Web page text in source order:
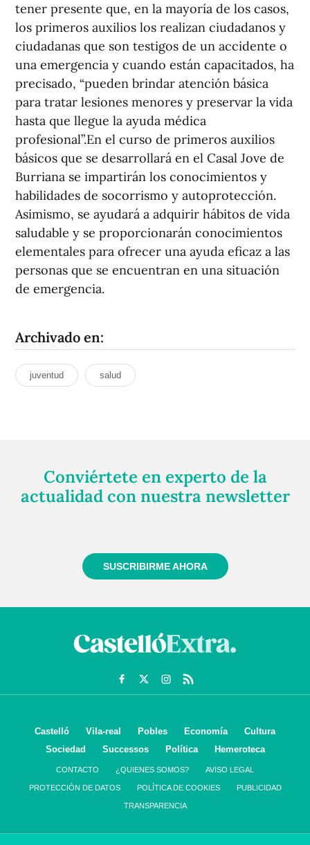
tener presente que, en la mayoría de los casos,
los primeros auxilios los realizan ciudadanos y
ciudadanas que son testigos de un accidente o
una emergencia y cuando están capacitados, ha
precisado, “pueden brindar atención básica
para tratar lesiones menores y preservar la vida
hasta que llegue la ayuda médica
profesional”.En el curso de primeros auxilios
básicos que se desarrollará en el Casal Jove de
Burriana se impartirán los conocimientos y
habilidades de socorrismo y autoprotección.
Asimismo, se ayudará a adquirir hábitos de vida
saludable y se proporcionarán conocimientos
elementales para ofrecer una ayuda eficaz a las
personas que se encuentran en una situación
de emergencia.
Archivado en:
juventud salud
Conviértete en experto de la
actualidad con nuestra newsletter
SUSCRIBIRME AHORA
Castelló Vila-real Pobles Economía
Cultura
Sociedad
Successos Política Hemeroteca
CONTACTO ¿QUIENES SOMOS? AVISO LEGAL
PROTECCIÓN DE DATOS POLÍTICA DE COOKIES PUBLICIDAD
TRANSPARENCIA